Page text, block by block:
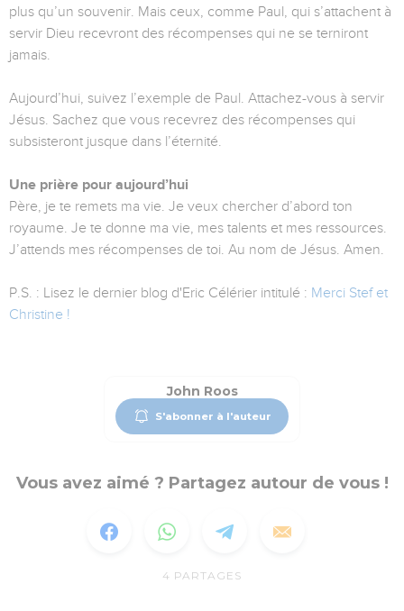
plus qu’un souvenir. Mais ceux, comme Paul, qui s’attachent à
servir Dieu recevront des récompenses qui ne se terniront
jamais.
Aujourd’hui, suivez l’exemple de Paul. Attachez-vous à servir
Jésus. Sachez que vous recevrez des récompenses qui
subsisteront jusque dans l’éternité.
Une prière pour aujourd’hui
Père, je te remets ma vie. Je veux chercher d’abord ton
royaume. Je te donne ma vie, mes talents et mes ressources.
J’attends mes récompenses de toi. Au nom de Jésus. Amen.
P.S. : Lisez le dernier blog d'Eric Célérier intitulé : Merci Stef et
Christine !
John Roos
S'abonner à l'auteur
Vous avez aimé ? Partagez autour de vous !
4 PARTAGES